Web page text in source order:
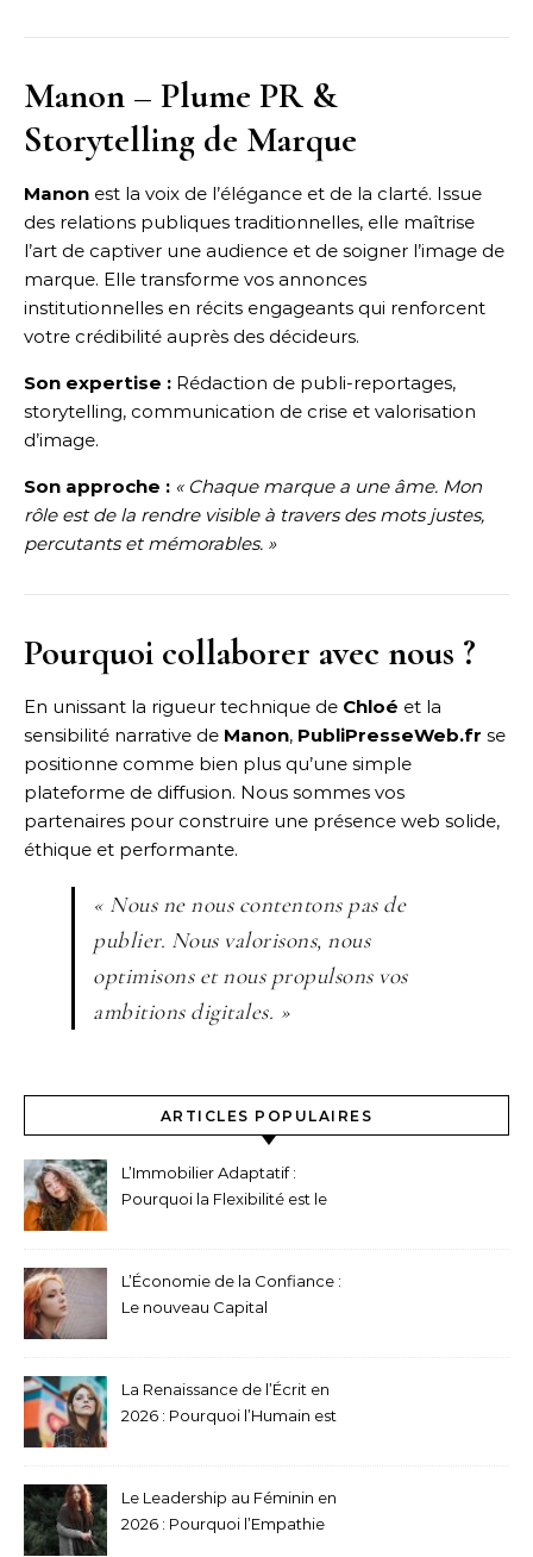
Manon – Plume PR &
Storytelling de Marque
Manon est la voix de l’élégance et de la clarté. Issue
des relations publiques traditionnelles, elle maîtrise
l’art de captiver une audience et de soigner l’image de
marque. Elle transforme vos annonces
institutionnelles en récits engageants qui renforcent
votre crédibilité auprès des décideurs.
Son expertise : Rédaction de publi-reportages,
storytelling, communication de crise et valorisation
d’image.
Son approche : « Chaque marque a une âme. Mon
rôle est de la rendre visible à travers des mots justes,
percutants et mémorables. »
Pourquoi collaborer avec nous ?
En unissant la rigueur technique de Chloé et la
sensibilité narrative de Manon, PubliPresseWeb.fr se
positionne comme bien plus qu’une simple
plateforme de diffusion. Nous sommes vos
partenaires pour construire une présence web solide,
éthique et performante.
« Nous ne nous contentons pas de
publier. Nous valorisons, nous
optimisons et nous propulsons vos
ambitions digitales. »
ARTICLES POPULAIRES
L’Immobilier Adaptatif :
Pourquoi la Flexibilité est le
L’Économie de la Confiance :
Le nouveau Capital
La Renaissance de l’Écrit en
2026 : Pourquoi l’Humain est
Le Leadership au Féminin en
2026 : Pourquoi l’Empathie